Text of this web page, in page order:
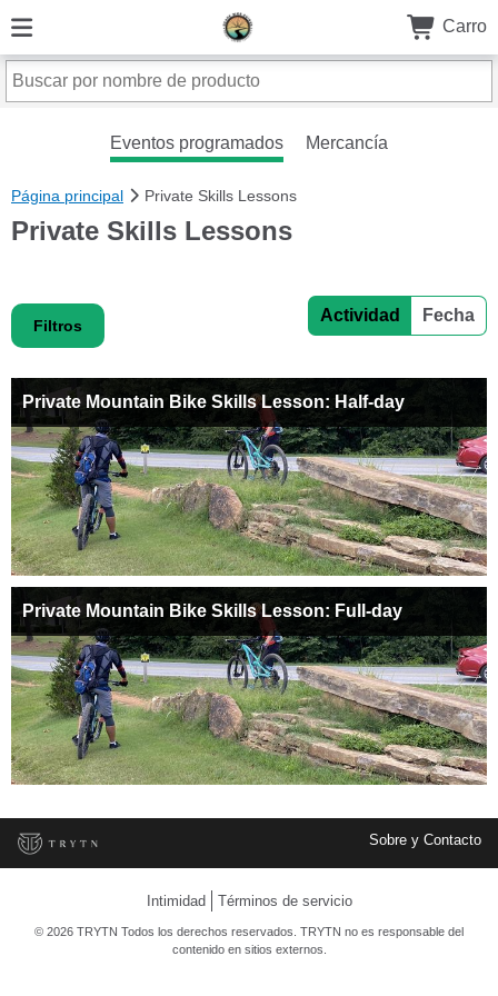
Carro
Eventos programados Mercancía
Página principal Private Skills Lessons
Private Skills Lessons
Filtros
Actividad Fecha
Private Mountain Bike Skills Lesson: Half-day
Private Mountain Bike Skills Lesson: Full-day
Sobre y Contacto
Intimidad Términos de servicio
© 2026 TRYTN Todos los derechos reservados. TRYTN no es responsable del
contenido en sitios externos.